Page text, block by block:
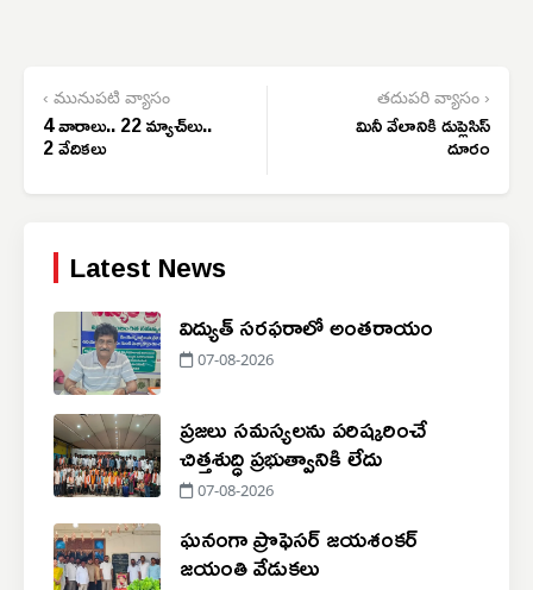
‹ మునుపటి వ్యాసం
4 వారాలు.. 22 మ్యాచ్‌లు..
2 వేదికలు
తదుపరి వ్యాసం ›
మినీ వేలానికి డుప్లెసిస్
దూరం
Latest News
విద్యుత్ సరఫరాలో అంతరాయం
07-08-2026
ప్రజలు సమస్యలను పరిష్కరించే
చిత్తశుద్ధి ప్రభుత్వానికి లేదు
07-08-2026
ఘనంగా ప్రొఫెసర్ జయశంకర్
జయంతి వేడుకలు